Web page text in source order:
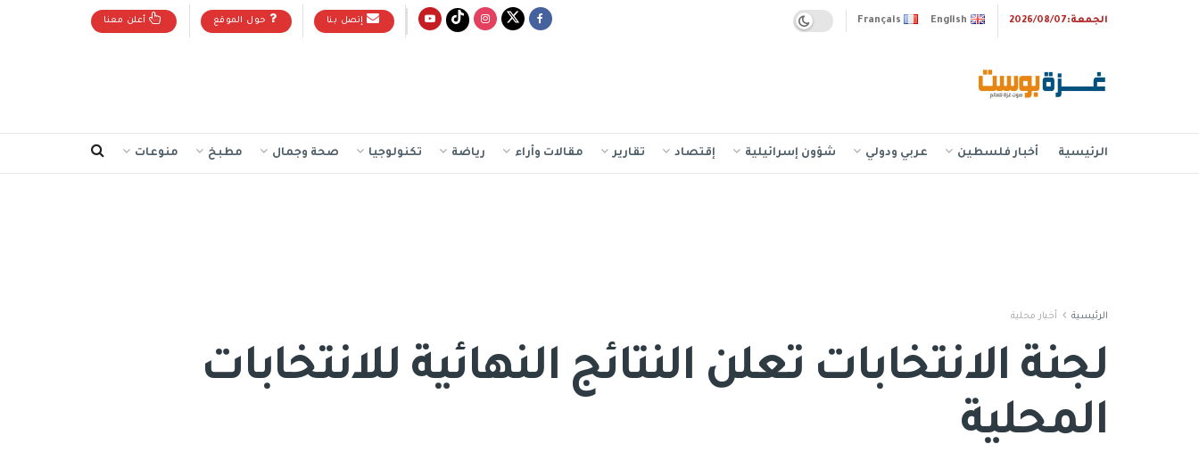
الجمعة:2026/08/07 Français English إتصل بنا حول الموقع أعلن معنا
الرئيسية أخبار فلسطين عربي ودولي شؤون إسرائيلية إقتصاد تقارير مقالات وأراء رياضة تكنولوجيا صحة وجمال مطبخ منوعات
الرئيسية أخبار محلية
لجنة الانتخابات تعلن النتائج النهائية للانتخابات
المحلية